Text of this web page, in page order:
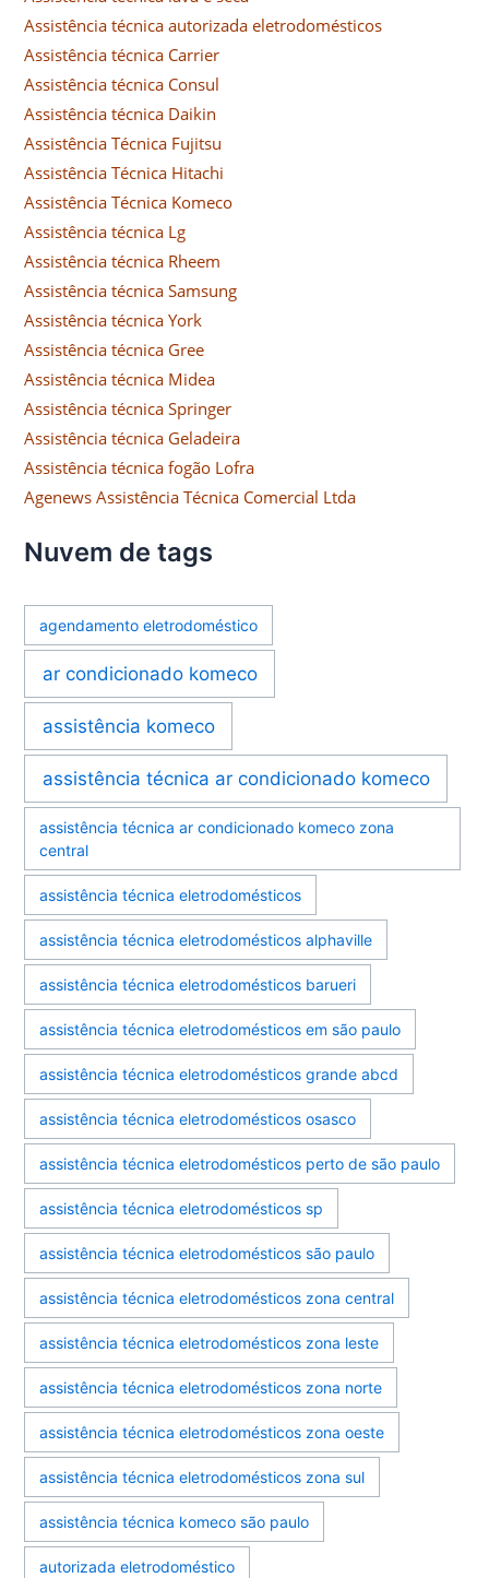
Assistência técnica autorizada eletrodomésticos
Assistência técnica Carrier
Assistência técnica Consul
Assistência técnica Daikin
Assistência Técnica Fujitsu
Assistência Técnica Hitachi
Assistência Técnica Komeco
Assistência técnica Lg
Assistência técnica Rheem
Assistência técnica Samsung
Assistência técnica York
Assistência técnica Gree
Assistência técnica Midea
Assistência técnica Springer
Assistência técnica Geladeira
Assistência técnica fogão Lofra
Agenews Assistência Técnica Comercial Ltda
Nuvem de tags
agendamento eletrodoméstico
ar condicionado komeco
assistência komeco
assistência técnica ar condicionado komeco
assistência técnica ar condicionado komeco zona
central
assistência técnica eletrodomésticos
assistência técnica eletrodomésticos alphaville
assistência técnica eletrodomésticos barueri
assistência técnica eletrodomésticos em são paulo
assistência técnica eletrodomésticos grande abcd
assistência técnica eletrodomésticos osasco
assistência técnica eletrodomésticos perto de são paulo
assistência técnica eletrodomésticos sp
assistência técnica eletrodomésticos são paulo
assistência técnica eletrodomésticos zona central
assistência técnica eletrodomésticos zona leste
assistência técnica eletrodomésticos zona norte
assistência técnica eletrodomésticos zona oeste
assistência técnica eletrodomésticos zona sul
assistência técnica komeco são paulo
autorizada eletrodoméstico